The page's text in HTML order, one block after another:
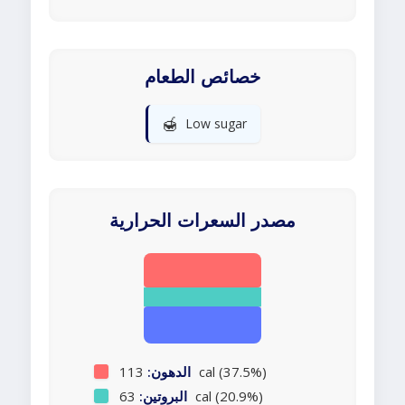
خصائص الطعام
🍯 Low sugar
مصدر السعرات الحرارية
الدهون: 113 cal (37.5%)
البروتين: 63 cal (20.9%)